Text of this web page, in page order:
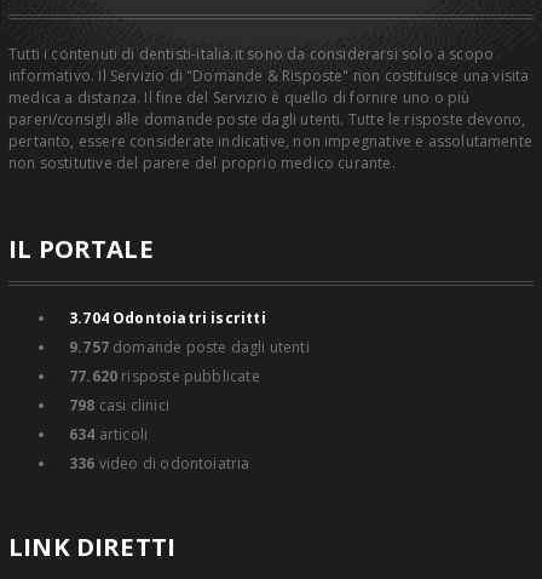
Tutti i contenuti di dentisti-italia.it sono da considerarsi solo a scopo
informativo. Il Servizio di "Domande & Risposte" non costituisce una visita
medica a distanza. Il fine del Servizio è quello di fornire uno o più
pareri/consigli alle domande poste dagli utenti. Tutte le risposte devono,
pertanto, essere considerate indicative, non impegnative e assolutamente
non sostitutive del parere del proprio medico curante.
IL PORTALE
3.704Odontoiatri iscritti
9.757domande poste dagli utenti
77.620 risposte pubblicate
798 casi clinici
634 articoli
336 video di odontoiatria
LINK DIRETTI